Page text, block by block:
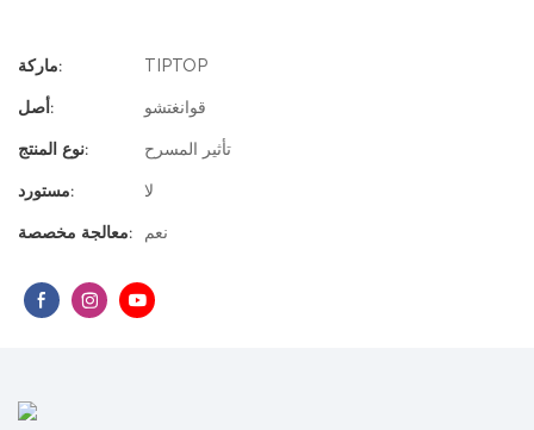
ماركة:
TIPTOP
أصل:
قوانغتشو
نوع المنتج:
تأثير المسرح
مستورد:
لا
معالجة مخصصة:
نعم